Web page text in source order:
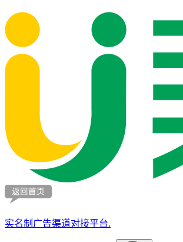
实名制广告渠道对接平台.